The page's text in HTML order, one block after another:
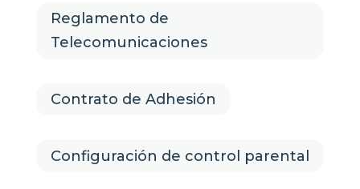
Reglamento de
Telecomunicaciones
Contrato de Adhesión
Configuración de control parental